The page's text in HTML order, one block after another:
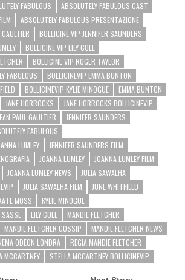
FABULOUS
ABSOLUTELY FABULOUS CAST
ABSOLUTELY FABULOUS PRESENTAZIONE
BOLLICINE VIP JENNIFER SAUNDERS
BOLLICINE VIP LILY COLE
BOLLICINE VIP ROGER TAYLOR
FABULOUS
BOLLICINEVIP EMMA BUNTON
BOLLICINEVIP KYLIE MINOGUE
EMMA BUNTON
JANE HORROCKS
JANE HORROCKS BOLLICINEVIP
PAUL GAULTIER
JENNIFER SAUNDERS
FABULOUS
LUMLEY
JENNIFER SAUNDERS FILM
JOANNA LUMLEY
JOANNA LUMLEY FILM
JOANNA LUMLEY NEWS
JULIA SAWALHA
JULIA SAWALHA FILM
JUNE WHITFIELD
MOSS
KYLIE MINOGUE
SASSE
LILY COLE
MANDIE FLETCHER
MANDIE FLETCHER GOSSIP
MANDIE FLETCHER NEWS
ODEON LONDRA
REGIA MANDIE FLETCHER
MCCARTNEY STELLA MCCARTNEY BOLLICINEVIP